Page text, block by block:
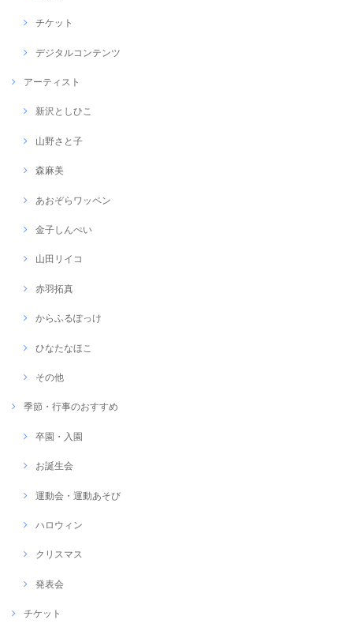
チケット
デジタルコンテンツ
アーティスト
新沢としひこ
山野さと子
森麻美
あおぞらワッペン
金子しんぺい
山田リイコ
赤羽拓真
からふるぽっけ
ひなたなほこ
その他
季節・行事のおすすめ
卒園・入園
お誕生会
運動会・運動あそび
ハロウィン
クリスマス
発表会
チケット